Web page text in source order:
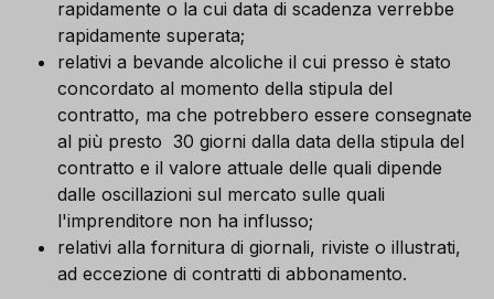
rapidamente o la cui data di scadenza verrebbe
rapidamente superata;
relativi a bevande alcoliche il cui presso è stato
concordato al momento della stipula del
contratto, ma che potrebbero essere consegnate
al più presto 30 giorni dalla data della stipula del
contratto e il valore attuale delle quali dipende
dalle oscillazioni sul mercato sulle quali
l'imprenditore non ha influsso;
relativi alla fornitura di giornali, riviste o illustrati,
ad eccezione di contratti di abbonamento.